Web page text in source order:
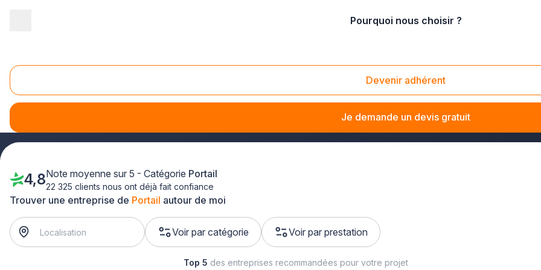
Pourquoi nous choisir ?
Devenir adhérent
Je demande un devis gratuit
Portail Côtes d'Armor (22)
À l'aide de plus-que-pro.fr, la recherche d'un poseur de clôtures et portails dans les Côtes-d'Armor pourconcevoir un
au plus vite.
Trouver une entreprise de Portail autour de moi
Voir par catégorie Voir par prestation
4,8Note moyenne sur 5 - Catégorie Portail
22 325 clients nous ont déjà fait confiance
Top 5 des entreprises recommandées pour votre projet